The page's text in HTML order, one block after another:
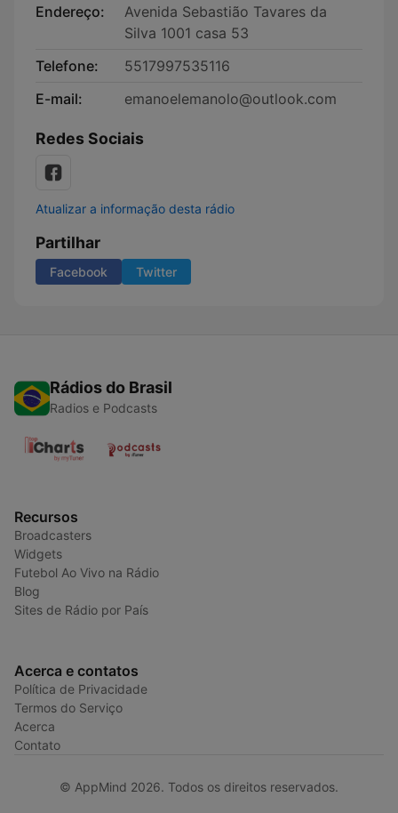
Endereço:
Avenida Sebastião Tavares da
Silva 1001 casa 53
Telefone:
5517997535116
E-mail:
emanoelemanolo@outlook.com
Redes Sociais
Atualizar a informação desta rádio
Partilhar
Facebook Twitter
Rádios do Brasil
Radios e Podcasts
Recursos
Broadcasters
Widgets
Futebol Ao Vivo na Rádio
Blog
Sites de Rádio por País
Acerca e contatos
Política de Privacidade
Termos do Serviço
Acerca
Contato
© AppMind 2026. Todos os direitos reservados.